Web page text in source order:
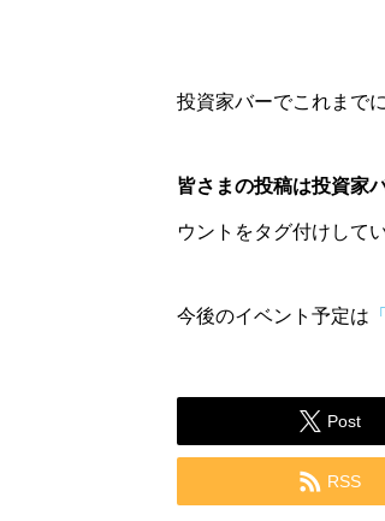
投資家バーでこれまで
皆さまの投稿は投資家
ウントをタグ付けして
今後のイベント予定は
 Post
 RSS